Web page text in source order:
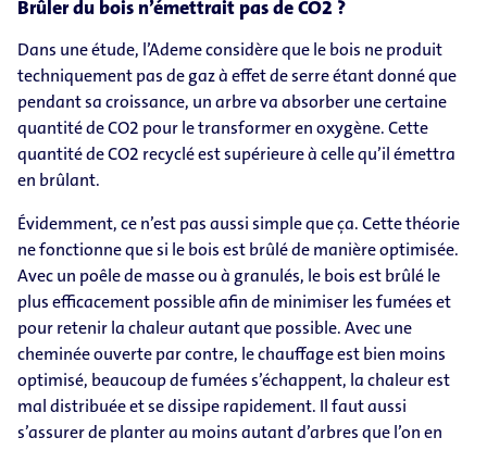
Brûler du bois n’émettrait pas de CO2 ?
Dans une étude, l’Ademe considère que le bois ne produit
techniquement pas de gaz à effet de serre étant donné que
pendant sa croissance, un arbre va absorber une certaine
quantité de CO2 pour le transformer en oxygène. Cette
quantité de CO2 recyclé est supérieure à celle qu’il émettra
en brûlant.
Évidemment, ce n’est pas aussi simple que ça. Cette théorie
ne fonctionne que si le bois est brûlé de manière optimisée.
Avec un poêle de masse ou à granulés, le bois est brûlé le
plus efficacement possible afin de minimiser les fumées et
pour retenir la chaleur autant que possible. Avec une
cheminée ouverte par contre, le chauffage est bien moins
optimisé, beaucoup de fumées s’échappent, la chaleur est
mal distribuée et se dissipe rapidement. Il faut aussi
s’assurer de planter au moins autant d’arbres que l’on en